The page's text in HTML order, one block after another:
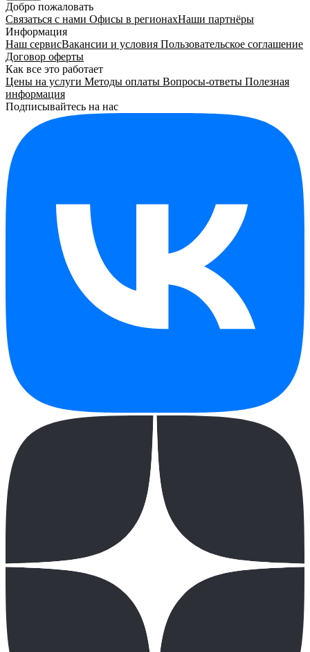
Добро пожаловать
Связаться с нами Офисы в регионахНаши партнёры
Информация
Наш сервисВакансии и условия Пользовательское соглашение
Договор оферты
Как все это работает
Цены на услуги Методы оплаты Вопросы-ответы Полезная
информация
Подписывайтесь на нас